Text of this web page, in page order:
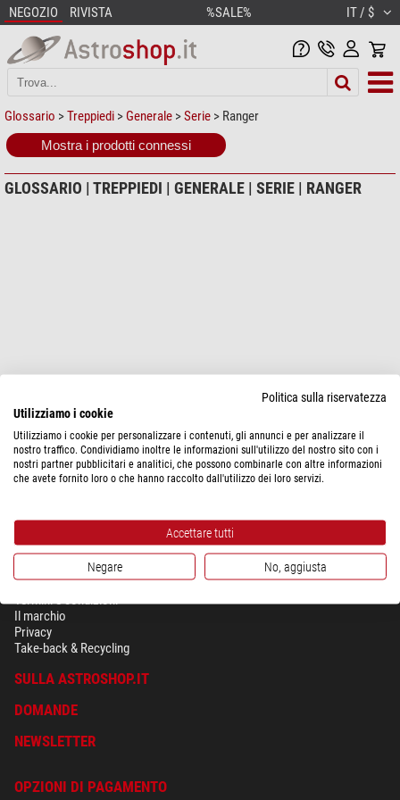
NEGOZIO RIVISTA %SALE% IT / $
Glossario >Treppiedi > Generale >Serie > Ranger
Mostra i prodotti connessi
GLOSSARIO | TREPPIEDI | GENERALE | SERIE | RANGER
SICUREZZA & PRIVACY
Termini e condizioni
Il marchio
Privacy
Take-back & Recycling
SULLA ASTROSHOP.IT
DOMANDE
NEWSLETTER
OPZIONI DI PAGAMENTO
Politica sulla riservatezza
Utilizziamo i cookie
Utilizziamo i cookie per personalizzare i contenuti, gli annunci e per analizzare il
nostro traffico. Condividiamo inoltre le informazioni sull'utilizzo del nostro sito con i
nostri partner pubblicitari e analitici, che possono combinarle con altre informazioni
che avete fornito loro o che hanno raccolto dall'utilizzo dei loro servizi.
Accettare tutti
Negare No, aggiusta